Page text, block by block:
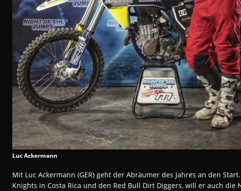
Luc Ackermann
Mit Luc Ackermann (GER) geht der Abräumer des Jahres an den
Knights in Costa Rica und den Red Bull Dirt Diggers, will er auch die